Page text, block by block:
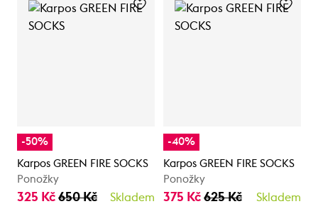
-50%
Karpos GREEN FIRE SOCKS
Ponožky
325 Kč 650 Kč Skladem
-40%
Karpos GREEN FIRE SOCKS
Ponožky
375 Kč 625 Kč Skladem